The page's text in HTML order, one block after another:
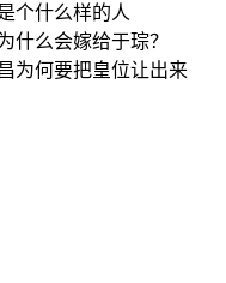
个什么样的人
什么会嫁给于琮？
为何要把皇位让出来